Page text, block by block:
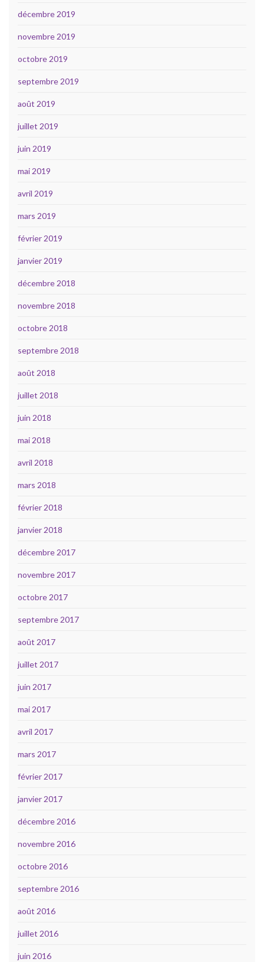
décembre 2019
novembre 2019
octobre 2019
septembre 2019
août 2019
juillet 2019
juin 2019
mai 2019
avril 2019
mars 2019
février 2019
janvier 2019
décembre 2018
novembre 2018
octobre 2018
septembre 2018
août 2018
juillet 2018
juin 2018
mai 2018
avril 2018
mars 2018
février 2018
janvier 2018
décembre 2017
novembre 2017
octobre 2017
septembre 2017
août 2017
juillet 2017
juin 2017
mai 2017
avril 2017
mars 2017
février 2017
janvier 2017
décembre 2016
novembre 2016
octobre 2016
septembre 2016
août 2016
juillet 2016
juin 2016